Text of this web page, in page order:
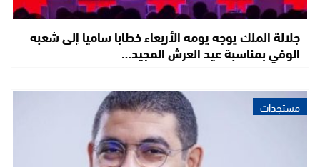
جلالة الملك يوجه يومه الأربعاء خطابا ساميا إلى شعبه
الوفي بمناسبة عيد العرش المجيد…
مستجدات